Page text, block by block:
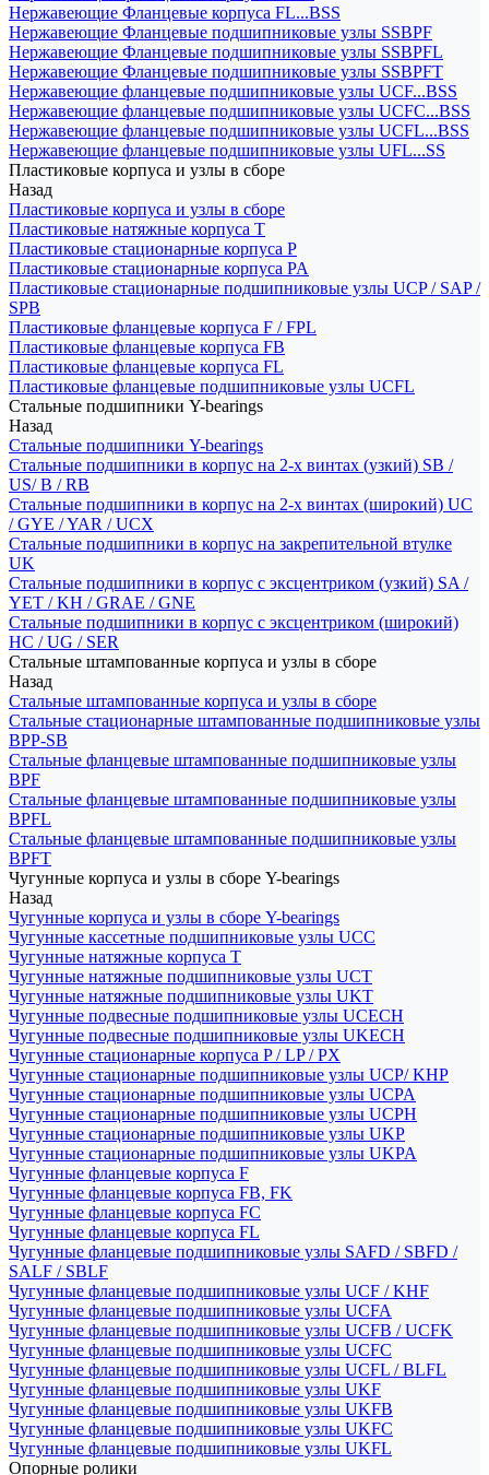
Нержавеющие Фланцевые корпуса FL...BSS
Нержавеющие Фланцевые подшипниковые узлы SSBPF
Нержавеющие Фланцевые подшипниковые узлы SSBPFL
Нержавеющие Фланцевые подшипниковые узлы SSBPFT
Нержавеющие фланцевые подшипниковые узлы UCF...BSS
Нержавеющие фланцевые подшипниковые узлы UCFC...BSS
Нержавеющие фланцевые подшипниковые узлы UCFL...BSS
Нержавеющие фланцевые подшипниковые узлы UFL...SS
Пластиковые корпуса и узлы в сборе
Назад
Пластиковые корпуса и узлы в сборе
Пластиковые натяжные корпуса T
Пластиковые стационарные корпуса P
Пластиковые стационарные корпуса PA
Пластиковые стационарные подшипниковые узлы UCP / SAP /
SPB
Пластиковые фланцевые корпуса F / FPL
Пластиковые фланцевые корпуса FB
Пластиковые фланцевые корпуса FL
Пластиковые фланцевые подшипниковые узлы UCFL
Стальные подшипники Y-bearings
Назад
Стальные подшипники Y-bearings
Стальные подшипники в корпус на 2-х винтах (узкий) SB /
US/ B / RB
Стальные подшипники в корпус на 2-х винтах (широкий) UC
/ GYE / YAR / UCX
Стальные подшипники в корпус на закрепительной втулке
UK
Стальные подшипники в корпус с эксцентриком (узкий) SA /
YET / KH / GRAE / GNE
Стальные подшипники в корпус с эксцентриком (широкий)
HC / UG / SER
Стальные штампованные корпуса и узлы в сборе
Назад
Стальные штампованные корпуса и узлы в сборе
Стальные стационарные штампованные подшипниковые узлы
BPP-SB
Стальные фланцевые штампованные подшипниковые узлы
BPF
Стальные фланцевые штампованные подшипниковые узлы
BPFL
Стальные фланцевые штампованные подшипниковые узлы
BPFT
Чугунные корпуса и узлы в сборе Y-bearings
Назад
Чугунные корпуса и узлы в сборе Y-bearings
Чугунные кассетные подшипниковые узлы UCC
Чугунные натяжные корпуса T
Чугунные натяжные подшипниковые узлы UCT
Чугунные натяжные подшипниковые узлы UKT
Чугунные подвесные подшипниковые узлы UCECH
Чугунные подвесные подшипниковые узлы UKECH
Чугунные стационарные корпуса P / LP / PX
Чугунные стационарные подшипниковые узлы UCP/ KHP
Чугунные стационарные подшипниковые узлы UCPA
Чугунные стационарные подшипниковые узлы UCPH
Чугунные стационарные подшипниковые узлы UKP
Чугунные стационарные подшипниковые узлы UKPA
Чугунные фланцевые корпуса F
Чугунные фланцевые корпуса FB, FK
Чугунные фланцевые корпуса FC
Чугунные фланцевые корпуса FL
Чугунные фланцевые подшипниковые узлы SAFD / SBFD /
SALF / SBLF
Чугунные фланцевые подшипниковые узлы UCF / KHF
Чугунные фланцевые подшипниковые узлы UCFA
Чугунные фланцевые подшипниковые узлы UCFB / UCFK
Чугунные фланцевые подшипниковые узлы UCFC
Чугунные фланцевые подшипниковые узлы UCFL / BLFL
Чугунные фланцевые подшипниковые узлы UKF
Чугунные фланцевые подшипниковые узлы UKFB
Чугунные фланцевые подшипниковые узлы UKFC
Чугунные фланцевые подшипниковые узлы UKFL
Опорные ролики